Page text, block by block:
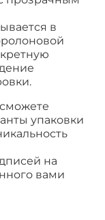
в
упаковки
на
вами